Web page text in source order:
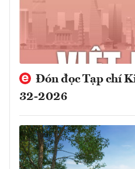
Đón đọc Tạp chí
32-2026